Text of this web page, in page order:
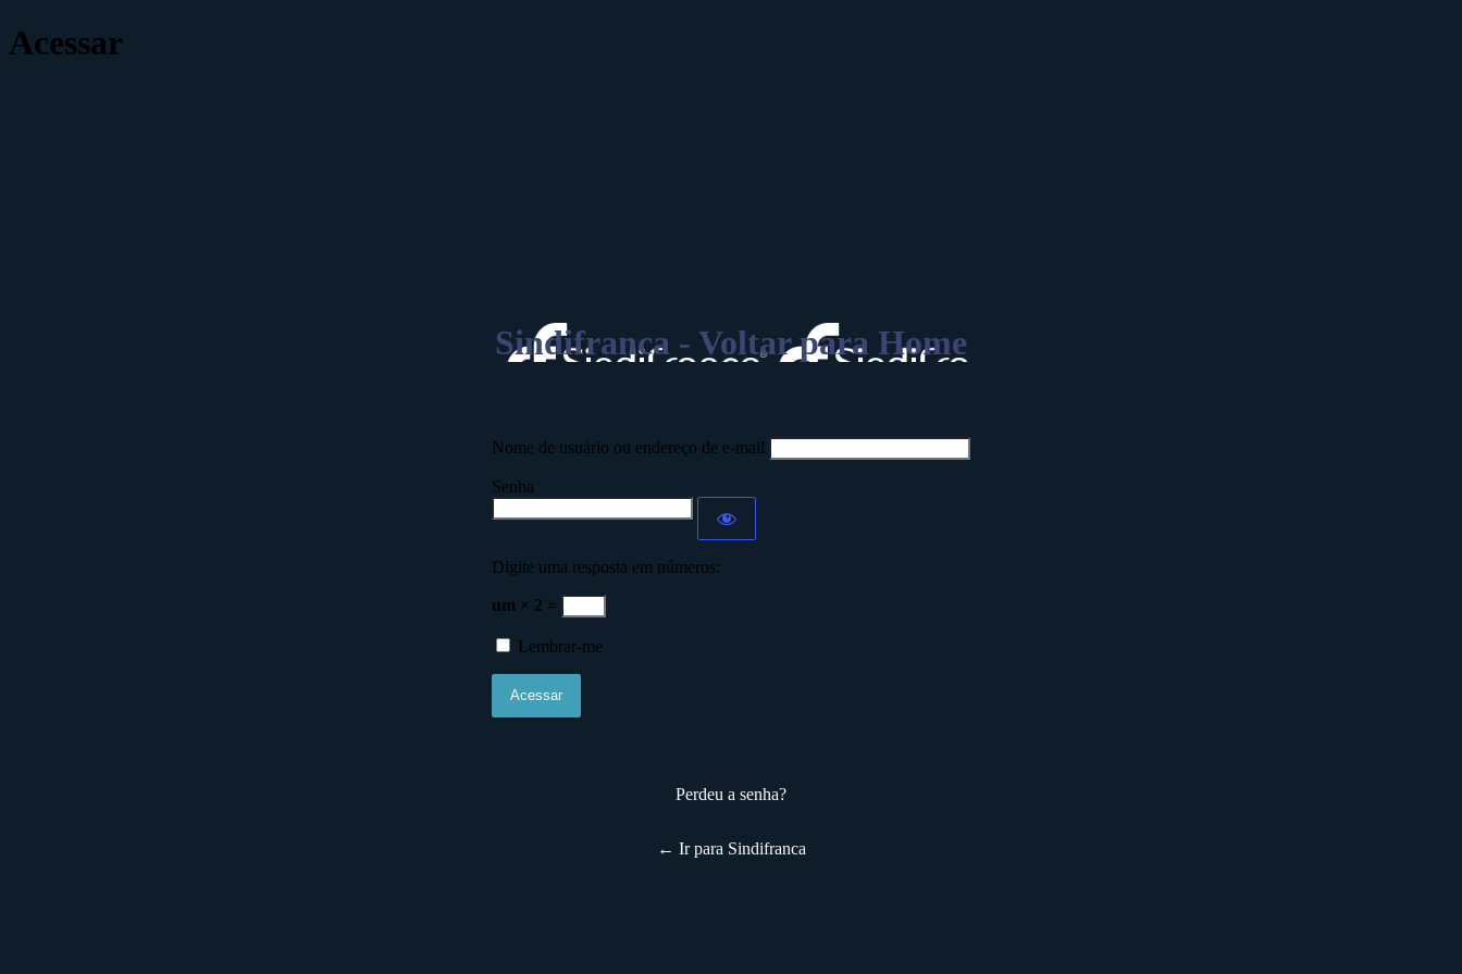
Acessar
Sindifranca - Voltar para Home
Nome de usuário ou endereço de e-mail
Senha
Digite uma resposta em números:
um × 2 =
Lembrar-me
Perdeu a senha?
← Ir para Sindifranca